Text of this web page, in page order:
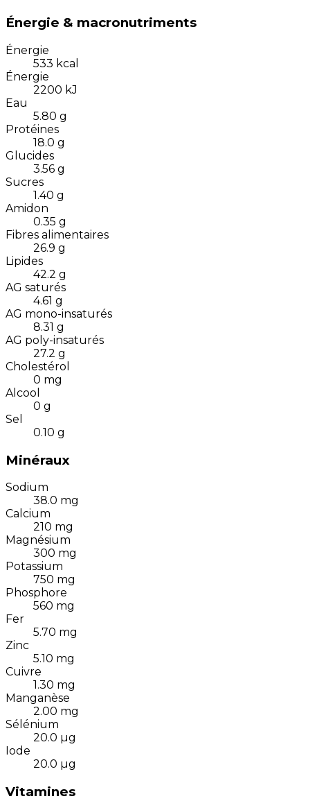
Énergie & macronutriments
Énergie
533 kcal
Énergie
2200 kJ
Eau
5.80 g
Protéines
18.0 g
Glucides
3.56 g
Sucres
1.40 g
Amidon
0.35 g
Fibres alimentaires
26.9 g
Lipides
42.2 g
AG saturés
4.61 g
AG mono-insaturés
8.31 g
AG poly-insaturés
27.2 g
Cholestérol
0 mg
Alcool
0 g
Sel
0.10 g
Minéraux
Sodium
38.0 mg
Calcium
210 mg
Magnésium
300 mg
Potassium
750 mg
Phosphore
560 mg
Fer
5.70 mg
Zinc
5.10 mg
Cuivre
1.30 mg
Manganèse
2.00 mg
Sélénium
20.0 µg
Iode
20.0 µg
Vitamines